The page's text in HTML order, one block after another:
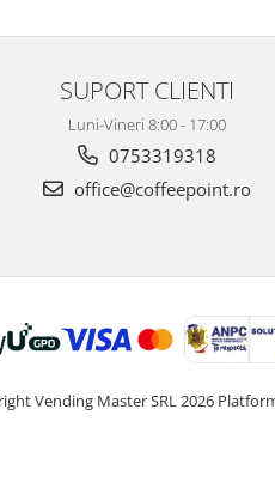
SUPORT CLIENTI
Luni-Vineri 8:00 - 17:00
0753319318
office@coffeepoint.ro
Vending Master SRL 2026